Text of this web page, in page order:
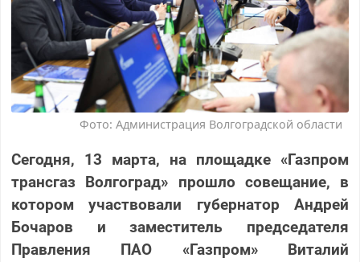
Фото: Администрация Волгоградской области
Сегодня, 13 марта, на площадке «Газпром
трансгаз Волгоград» прошло совещание, в
котором участвовали губернатор Андрей
Бочаров и заместитель председателя
Правления ПАО «Газпром» Виталий